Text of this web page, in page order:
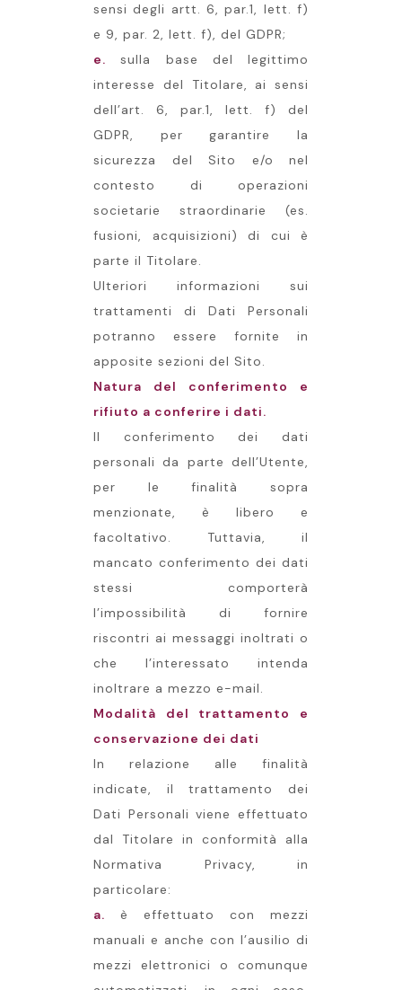
sensi degli artt. 6, par.1, lett. f)
e 9, par. 2, lett. f), del GDPR;
e. sulla base del legittimo
interesse del Titolare, ai sensi
dell’art. 6, par.1, lett. f) del
GDPR, per garantire la
sicurezza del Sito e/o nel
contesto di operazioni
societarie straordinarie (es.
fusioni, acquisizioni) di cui è
parte il Titolare.
Ulteriori informazioni sui
trattamenti di Dati Personali
potranno essere fornite in
apposite sezioni del Sito.
Natura del conferimento e
rifiuto a conferire i dati.
Il conferimento dei dati
personali da parte dell’Utente,
per le finalità sopra
menzionate, è libero e
facoltativo. Tuttavia, il
mancato conferimento dei dati
stessi comporterà
l’impossibilità di fornire
riscontri ai messaggi inoltrati o
che l’interessato intenda
inoltrare a mezzo e-mail.
Modalità del trattamento e
conservazione dei dati
In relazione alle finalità
indicate, il trattamento dei
Dati Personali viene effettuato
dal Titolare in conformità alla
Normativa Privacy, in
particolare:
a. è effettuato con mezzi
manuali e anche con l’ausilio di
mezzi elettronici o comunque